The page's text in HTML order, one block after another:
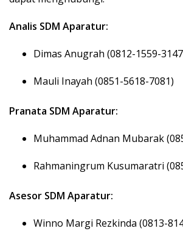
Analis SDM Aparatur:
Dimas Anugrah (0812-1559-
Mauli Inayah (0851-5618-7081)
Pranata SDM Aparatur:
Muhammad Adnan Mubarak
Rahmaningrum Kusumaratri
Asesor SDM Aparatur:
Winno Margi Rezkinda (0813-